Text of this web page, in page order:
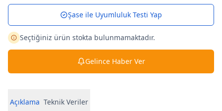
Şase ile Uyumluluk Testi Yap
Seçtiğiniz ürün stokta bulunmamaktadır.
Gelince Haber Ver
Açıklama Teknik Veriler